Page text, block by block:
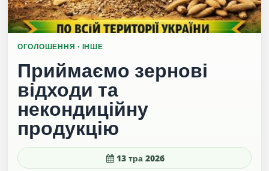
ОГОЛОШЕННЯ · ІНШЕ
Приймаємо зернові
відходи та
некондиційну
продукцію
13 тра 2026